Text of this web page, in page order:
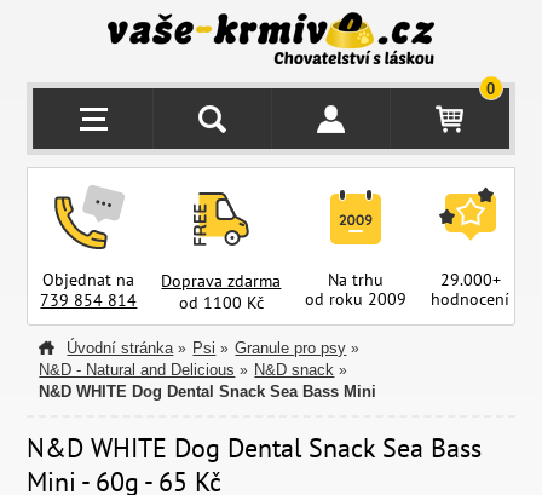
0
Objednat na
739 854 814
Doprava zdarma
od 1100 Kč
Na trhu
od roku 2009
29.000+
hodnocení
Úvodní stránka » Psi » Granule pro psy »
N&D - Natural and Delicious » N&D snack »
N&D WHITE Dog Dental Snack Sea Bass Mini
N&D WHITE Dog Dental Snack Sea Bass
Mini - 60g - 65 Kč